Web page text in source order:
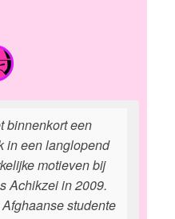
binnenkort een
in een langlopend
motieven bij
Achikzei in 2009.
studente